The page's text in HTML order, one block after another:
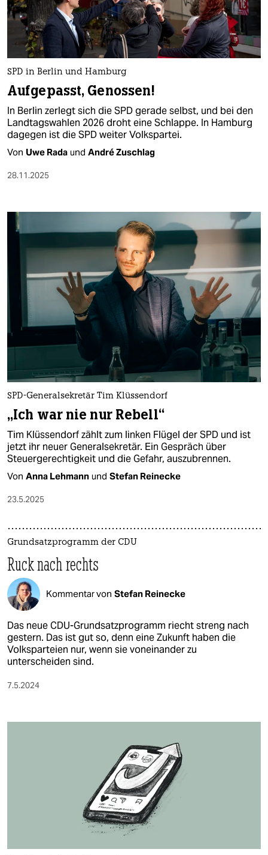
nord
wahrheit
verlag
verlag
veranstaltungen
shop
fragen & hilfe
abo
genossenschaft
epaper login
SPD in Berlin und Hamburg
Aufgepasst, Genossen!
In Berlin zerlegt sich die SPD gerade selbst, und bei den
Landtagswahlen 2026 droht eine Schlappe. In Hamburg
dagegen ist die SPD weiter Volkspartei.
Von Uwe Rada und André Zuschlag
28.11.2025
SPD-Generalsekretär Tim Klüssendorf
„Ich war nie nur Rebell“
Tim Klüssendorf zählt zum linken Flügel der SPD und ist
jetzt ihr neuer Generalsekretär. Ein Gespräch über
Steuergerechtigkeit und die Gefahr, auszubrennen.
Von Anna Lehmann und Stefan Reinecke
23.5.2025
Grundsatzprogramm der CDU
Ruck nach rechts
Kommentar von Stefan Reinecke
Das neue CDU-Grundsatzprogramm riecht streng nach
gestern. Das ist gut so, denn eine Zukunft haben die
Volksparteien nur, wenn sie voneinander zu
unterscheiden sind.
7.5.2024